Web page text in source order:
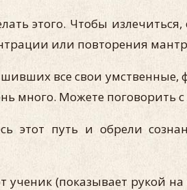
этого. Чтобы
или повторения
все свои
много. Можете поговорить
этот путь и обрели
ученик (показывает рукой